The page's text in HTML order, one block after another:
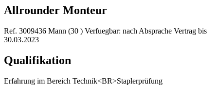
Allrounder Monteur
Ref. 3009436 Mann (30 ) Verfuegbar: nach Absprache Vertrag bis
30.03.2023
Qualifikation
Erfahrung im Bereich Technik<BR>Staplerprüfung